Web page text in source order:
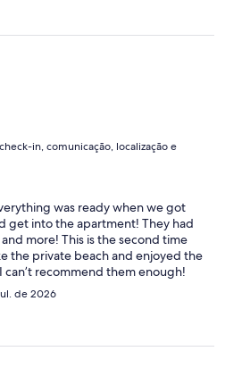
in, comunicação, localização e
was ready when we got
get into the apartment! They had
more! This is the second time
the private beach and enjoyed the
recommend them enough!
de 2026